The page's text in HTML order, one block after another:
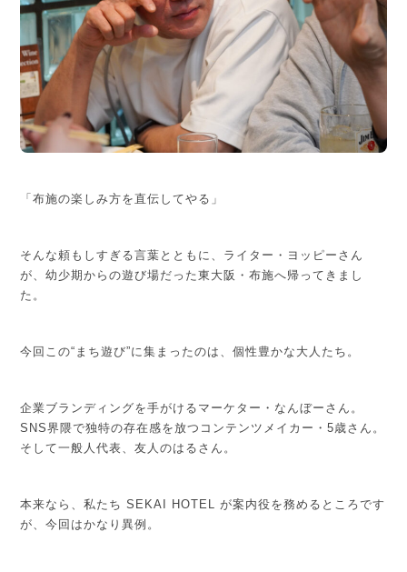
「布施の楽しみ方を直伝してやる」
そんな頼もしすぎる言葉とともに、ライター・ヨッピーさん
が、幼少期からの遊び場だった東大阪・布施へ帰ってきまし
た。
今回この“まち遊び”に集まったのは、個性豊かな大人たち。
企業ブランディングを手がけるマーケター・なんぼーさん。
SNS界隈で独特の存在感を放つコンテンツメイカー・5歳さん。
そして一般人代表、友人のはるさん。
本来なら、私たち SEKAI HOTEL が案内役を務めるところです
が、今回はかなり異例。